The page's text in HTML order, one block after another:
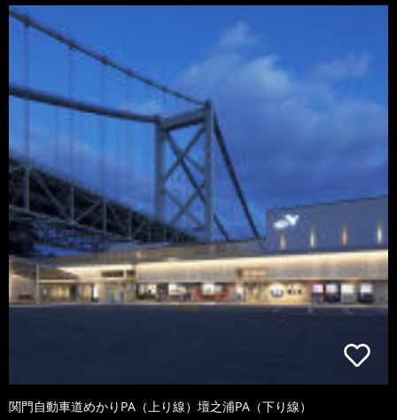
関門自動車道めかりPA（上り線）壇之浦PA（下り線）